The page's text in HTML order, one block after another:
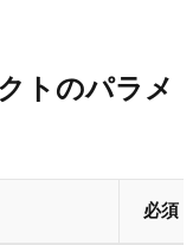
トのパラメ
必須